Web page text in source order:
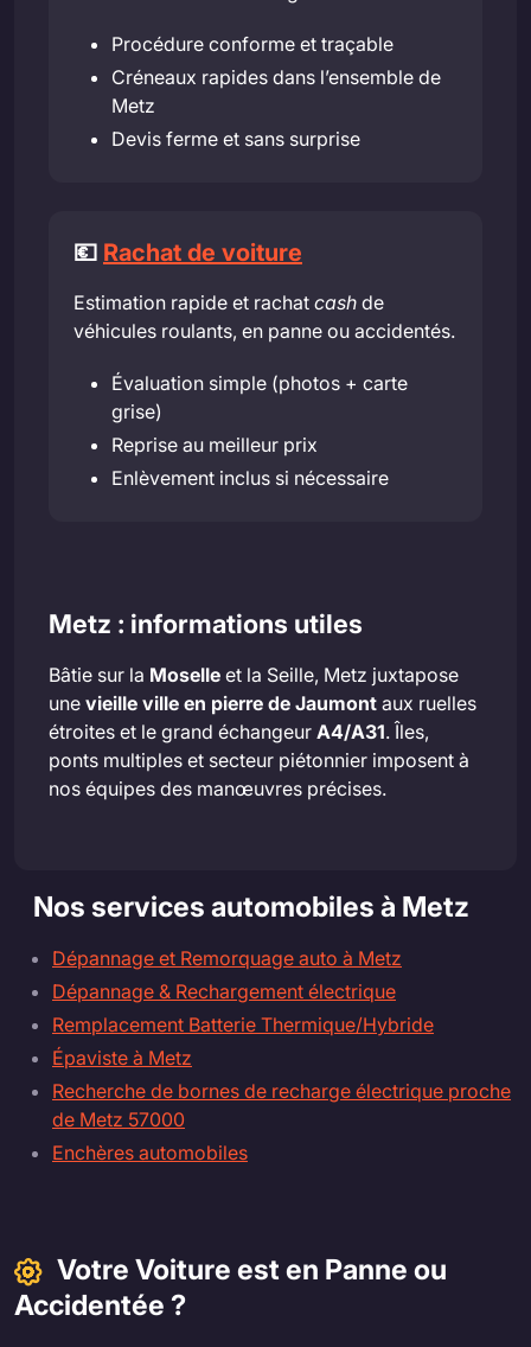
Procédure conforme et traçable
Créneaux rapides dans l’ensemble de
Metz
Devis ferme et sans surprise
💶 Rachat de voiture
Estimation rapide et rachat cash de
véhicules roulants, en panne ou accidentés.
Évaluation simple (photos + carte
grise)
Reprise au meilleur prix
Enlèvement inclus si nécessaire
Metz : informations utiles
Bâtie sur la Moselle et la Seille, Metz juxtapose
une vieille ville en pierre de Jaumont aux ruelles
étroites et le grand échangeur A4/A31. Îles,
ponts multiples et secteur piétonnier imposent à
nos équipes des manœuvres précises.
Nos services automobiles à Metz
Dépannage et Remorquage auto à Metz
Dépannage & Rechargement électrique
Remplacement Batterie Thermique/Hybride
Épaviste à Metz
Recherche de bornes de recharge électrique proche
de Metz 57000
Enchères automobiles
Votre Voiture est en Panne ou
Accidentée ?